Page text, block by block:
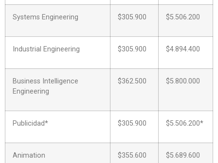
Systems Engineering $305.900 $5.506.200
Industrial Engineering $305.900 $4.894.400
Business Intelligence
Engineering
$362.500 $5.800.000
Publicidad* $305.900 $5.506.200*
Animation $355.600 $5.689.600